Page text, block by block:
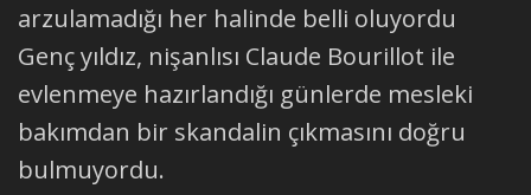
arzulamadığı her halinde belli oluyordu
Genç yıldız, nişanlısı Claude Bourillot ile
evlenmeye hazırlandığı günlerde mesleki
bakımdan bir skandalin çıkmasını doğru
bulmuyordu.